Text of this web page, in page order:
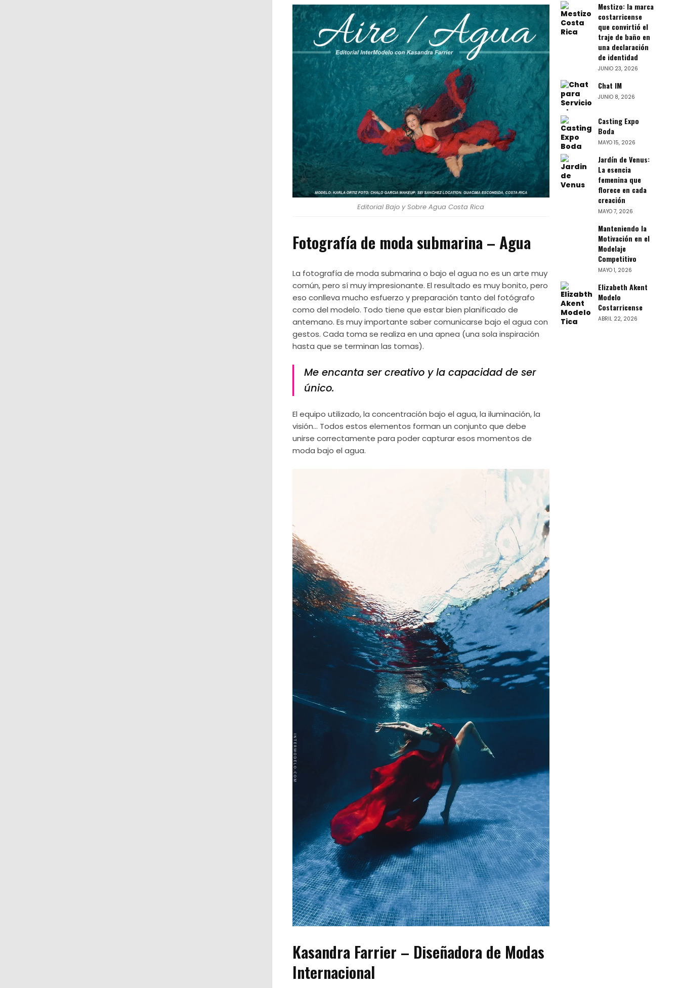
Editorial Bajo y Sobre Agua Costa Rica
Fotografía de moda submarina – Agua
La fotografía de moda submarina o bajo el agua no es un arte muy
común, pero sí muy impresionante. El resultado es muy bonito, pero
eso conlleva mucho esfuerzo y preparación tanto del fotógrafo
como del modelo. Todo tiene que estar bien planificado de
antemano. Es muy importante saber comunicarse bajo el agua con
gestos. Cada toma se realiza en una apnea (una sola inspiración
hasta que se terminan las tomas).
Me encanta ser creativo y la capacidad de ser
único.
El equipo utilizado, la concentración bajo el agua, la iluminación, la
visión… Todos estos elementos forman un conjunto que debe
unirse correctamente para poder capturar esos momentos de
moda bajo el agua.
Kasandra Farrier – Diseñadora de Modas
Internacional
Mestizo: la marca
costarricense
que convirtió el
traje de baño en
una declaración
de identidad
JUNIO 23, 2026
Chat IM
JUNIO 8, 2026
Casting Expo
Boda
MAYO 15, 2026
Jardín de Venus:
La esencia
femenina que
florece en cada
creación
MAYO 7, 2026
Manteniendo la
Motivación en el
Modelaje
Competitivo
MAYO 1, 2026
Elizabeth Akent
Modelo
Costarricense
ABRIL 22, 2026